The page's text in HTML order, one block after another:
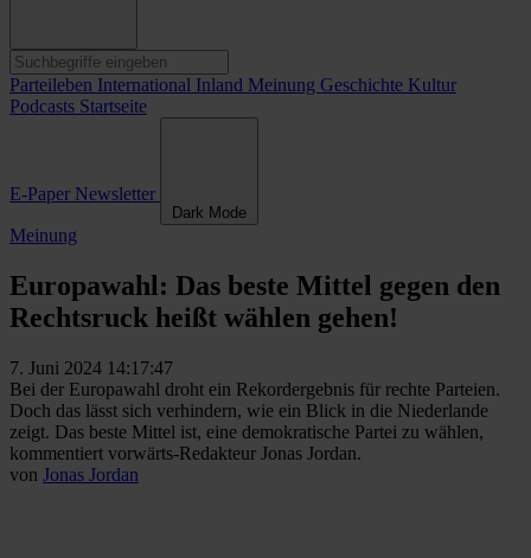
Parteileben International Inland Meinung Geschichte Kultur
Podcasts Startseite
E-Paper Newsletter
Dark Mode
Meinung
Europawahl: Das beste Mittel gegen den
Rechtsruck heißt wählen gehen!
7. Juni 2024 14:17:47
Bei der Europawahl droht ein Rekordergebnis für rechte Parteien.
Doch das lässt sich verhindern, wie ein Blick in die Niederlande
zeigt. Das beste Mittel ist, eine demokratische Partei zu wählen,
kommentiert vorwärts-Redakteur Jonas Jordan.
von Jonas Jordan